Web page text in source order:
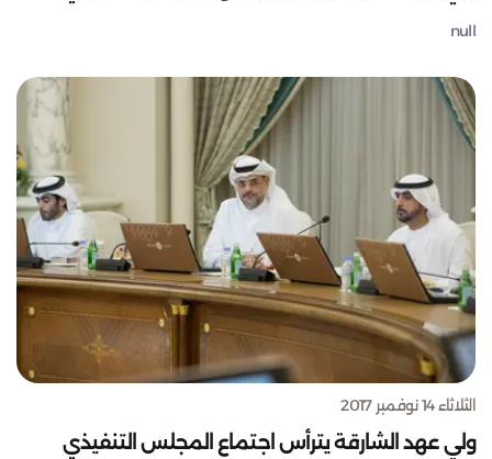
null
الثلاثاء 14 نوفمبر 2017
ولي عهد الشارقة يترأس اجتماع المجلس التنفيذي